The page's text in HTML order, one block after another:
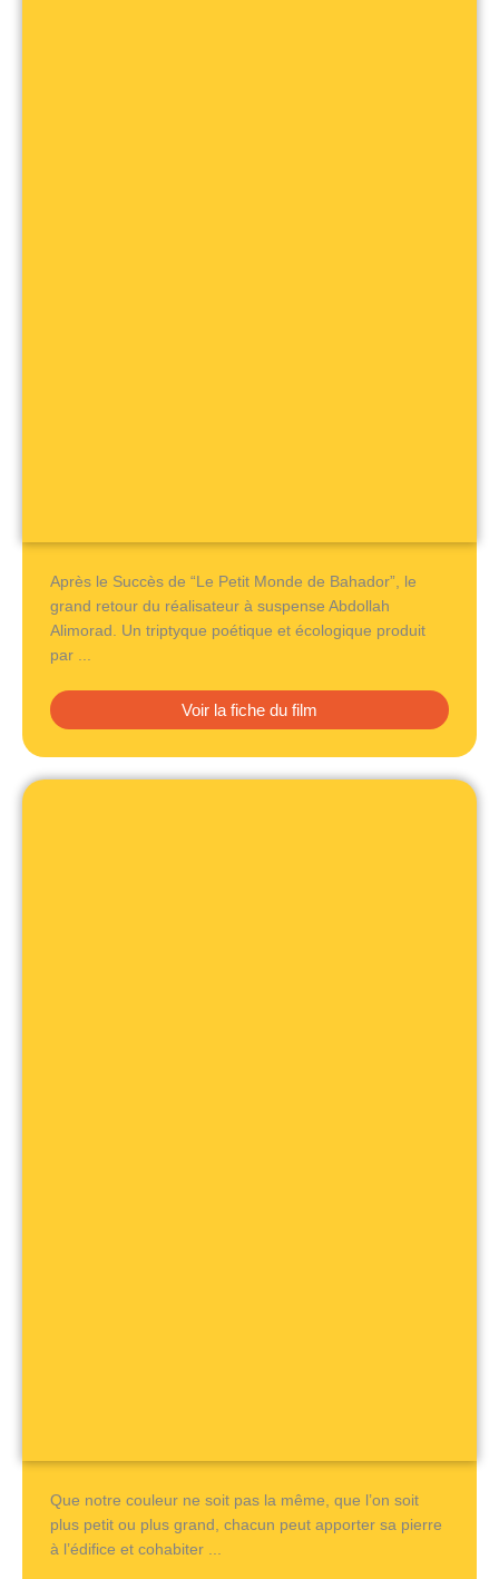
Après le Succès de “Le Petit Monde de Bahador”, le
grand retour du réalisateur à suspense Abdollah
Alimorad. Un triptyque poétique et écologique produit
par ...
Voir la fiche du film
Que notre couleur ne soit pas la même, que l’on soit
plus petit ou plus grand, chacun peut apporter sa pierre
à l’édifice et cohabiter ...